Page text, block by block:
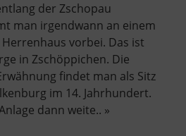
der Zschopau
man irgendwann an einem
vorbei. Das ist
in Zschöppichen. Die
findet man als Sitz
im 14. Jahrhundert.
dann weite.. »